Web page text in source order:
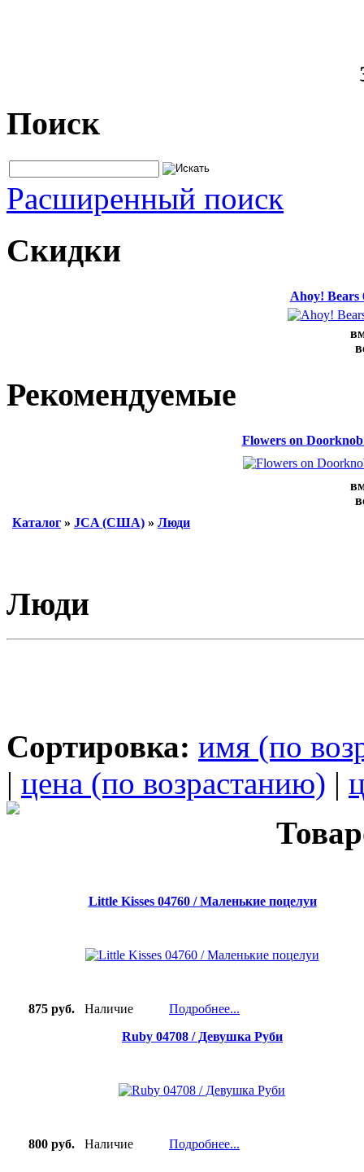
Поиск
Расширенный поиск
Скидки
Ahoy!
Рекомендуемые
Flowers on
Каталог » JCA (США) » Люди
Люди
Сортировка: имя (по
| цена (по возрастанию) |
Little Kisses 04760 / Маленькие поцелуи
875 руб. Наличие
Подробнее...
Ruby 04708 / Девушка Руби
800 руб. Наличие Подробнее...